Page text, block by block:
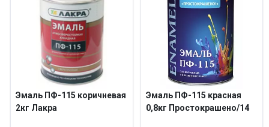
Эмаль ПФ-115 коричневая
2кг Лакра
Эмаль ПФ-115 красная
0,8кг Простокрашено/14